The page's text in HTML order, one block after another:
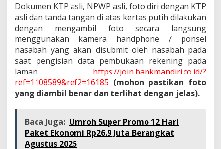
Dokumen KTP asli, NPWP asli, foto diri dengan KTP
asli dan tanda tangan di atas kertas putih dilakukan
dengan mengambil foto secara langsung
menggunakan kamera handphone / ponsel
nasabah yang akan disubmit oleh nasabah pada
saat pengisian data pembukaan rekening pada
laman https://join.bankmandiri.co.id/?
ref=1108589&ref2=16185 (mohon pastikan foto
yang diambil benar dan terlihat dengan jelas).
Baca Juga: Umroh Super Promo 12 Hari
Paket Ekonomi Rp26.9 Juta Berangkat
Agustus 2025